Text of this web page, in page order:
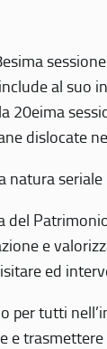
al suo
20eima
dislocate
natura
del
e
ed
per tutti
e